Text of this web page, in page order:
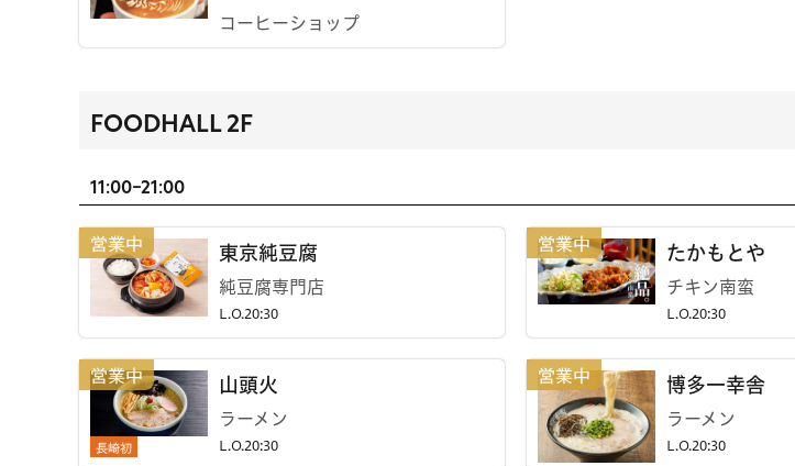
コーヒーショップ
FOODHALL 2F
11:00-21:00
東京純豆腐
純豆腐専門店
L.O.20:30
たかもとや
チキン南蛮
L.O.20:30
長崎初
山頭火
ラーメン
L.O.20:30
博多一幸舎
ラーメン
L.O.20:30